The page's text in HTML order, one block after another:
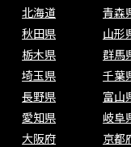
北海道 青森
秋田県
山形
栃木県
群馬
埼玉県
千葉
長野県
富山
愛知県
岐阜
大阪府
京都